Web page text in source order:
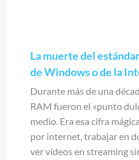
La muerte del
de Windows o de la
Durante más de una
RAM fueron el «punto
medio. Era esa cifra
por internet, trabajar en
ver vídeos en streaming